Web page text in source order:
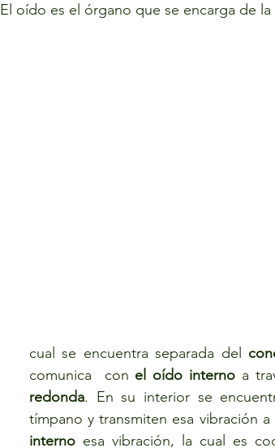
El oído es el órgano que se encarga de
cual se encuentra separada del
comunica  con el oído interno a
redonda. En su interior se
tímpano y transmiten esa vibración
interno esa vibración, la cual es